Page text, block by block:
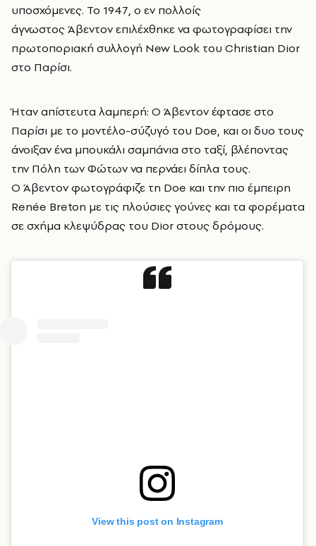
υποσχόμενες. Το 1947, ο εν πολλοίς
άγνωστος Άβεντον επιλέχθηκε να φωτογραφίσει την
πρωτοποριακή συλλογή New Look του Christian Dior
στο Παρίσι.
Ήταν απίστευτα λαμπερή: Ο Άβεντον έφτασε στο
Παρίσι με το μοντέλο-σύζυγό του Doe, και οι δυο τους
άνοιξαν ένα μπουκάλι σαμπάνια στο ταξί, βλέποντας
την Πόλη των Φώτων να περνάει δίπλα τους.
Ο Άβεντον φωτογράφιζε τη Doe και την πιο έμπειρη
Renée Breton με τις πλούσιες γούνες και τα φορέματα
σε σχήμα κλεψύδρας του Dior στους δρόμους.
View this post on Instagram